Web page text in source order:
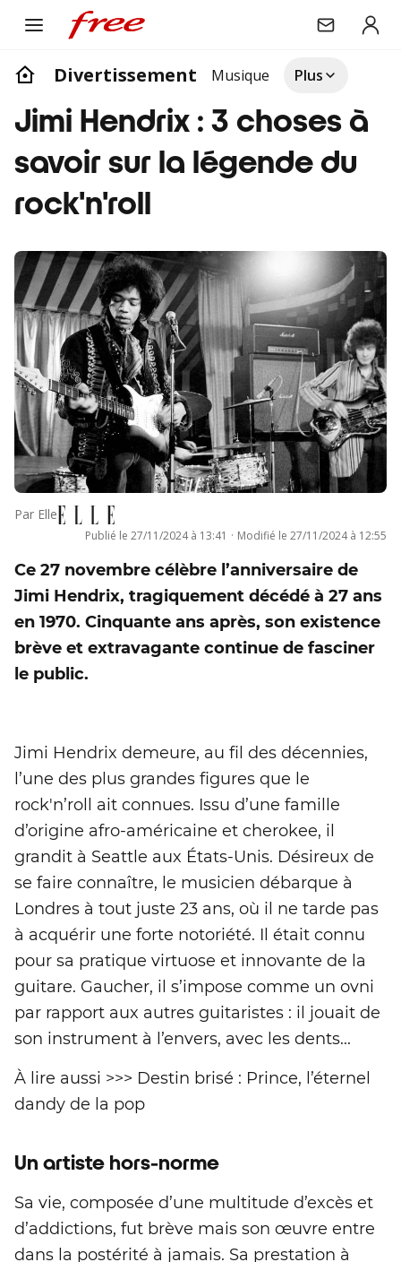
Divertissement Musique Plus
Jimi Hendrix : 3 choses à
savoir sur la légende du
rock'n'roll
Par Elle
Publié le 27/11/2024 à 13:41 · Modifié le 27/11/2024 à 12:55
Ce 27 novembre célèbre l’anniversaire de
Jimi Hendrix, tragiquement décédé à 27 ans
en 1970. Cinquante ans après, son existence
brève et extravagante continue de fasciner
le public.
Jimi Hendrix demeure, au fil des décennies,
l’une des plus grandes figures que le
rock'n’roll ait connues. Issu d’une famille
d’origine afro-américaine et cherokee, il
grandit à Seattle aux États-Unis. Désireux de
se faire connaître, le musicien débarque à
Londres à tout juste 23 ans, où il ne tarde pas
à acquérir une forte notoriété. Il était connu
pour sa pratique virtuose et innovante de la
guitare. Gaucher, il s’impose comme un ovni
par rapport aux autres guitaristes : il jouait de
son instrument à l’envers, avec les dents...
À lire aussi >>> Destin brisé : Prince, l’éternel
dandy de la pop
Un artiste hors-norme
Sa vie, composée d’une multitude d’excès et
d’addictions, fut brève mais son œuvre entre
dans la postérité à jamais. Sa prestation à